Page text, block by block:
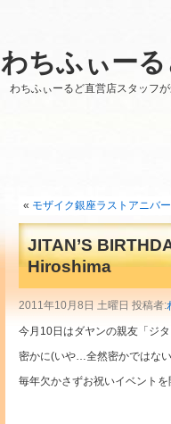
わちふぃー
わちふぃーるど直営店スタッフ
« モザイク銀座ラストアニバ
JITAN’S
Hiroshima
2011年10月8日 土曜日 投稿者:
今月10日はダヤンの親友「ジタ
密かに(いや…全然密かではな
毎年欠かさずお祝いイベントを